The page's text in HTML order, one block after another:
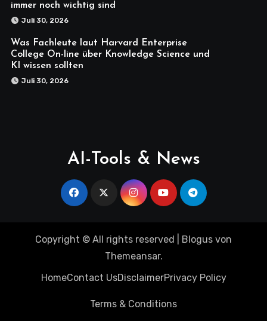
immer noch wichtig sind
Juli 30, 2026
Was Fachleute laut Harvard Enterprise
College On-line über Knowledge Science und
KI wissen sollten
Juli 30, 2026
AI-Tools & News
Copyright © All rights reserved Blogus von
Themeansar.
HomeContact UsDisclaimerPrivacy Policy
Terms & Conditions